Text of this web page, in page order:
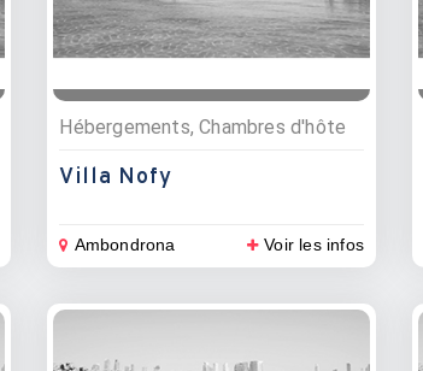
Hébergements, Chambres d'hôte
Villa Nofy
Ambondrona Voir les infos